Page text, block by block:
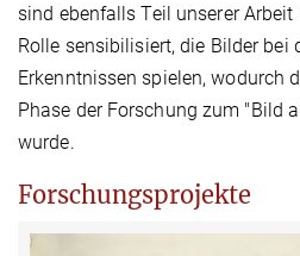
sind ebenfalls Teil unserer
Rolle sensibilisiert, die Bilder bei
Erkenntnissen spielen, wodurch
Phase der Forschung zum "Bild
wurde.
Forschungsprojekte